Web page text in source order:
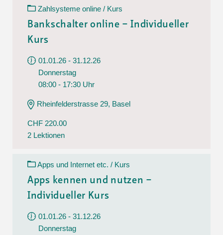
Zahlsysteme online / Kurs
Bankschalter online – Individueller
Kurs
01.01.26 - 31.12.26
Donnerstag
08:00 - 17:30 Uhr
Rheinfelderstrasse 29, Basel
CHF 220.00
2 Lektionen
Apps und Internet etc. / Kurs
Apps kennen und nutzen –
Individueller Kurs
01.01.26 - 31.12.26
Donnerstag